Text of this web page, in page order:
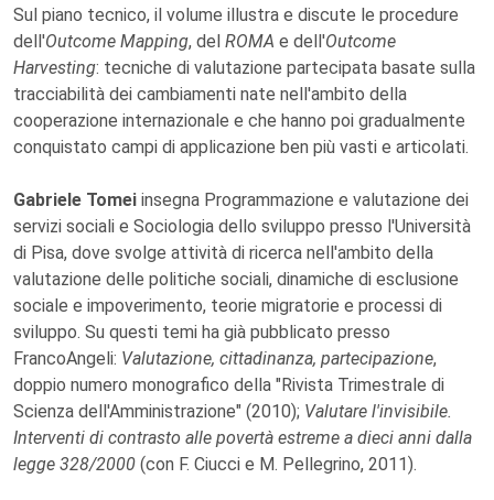
Sul piano tecnico, il volume illustra e discute le procedure
dell'Outcome Mapping, del ROMA e dell'Outcome
Harvesting: tecniche di valutazione partecipata basate sulla
tracciabilità dei cambiamenti nate nell'ambito della
cooperazione internazionale e che hanno poi gradualmente
conquistato campi di applicazione ben più vasti e articolati.
Gabriele Tomei insegna Programmazione e valutazione dei
servizi sociali e Sociologia dello sviluppo presso l'Università
di Pisa, dove svolge attività di ricerca nell'ambito della
valutazione delle politiche sociali, dinamiche di esclusione
sociale e impoverimento, teorie migratorie e processi di
sviluppo. Su questi temi ha già pubblicato presso
FrancoAngeli: Valutazione, cittadinanza, partecipazione,
doppio numero monografico della "Rivista Trimestrale di
Scienza dell'Amministrazione" (2010); Valutare l'invisibile.
Interventi di contrasto alle povertà estreme a dieci anni dalla
legge 328/2000 (con F. Ciucci e M. Pellegrino, 2011).